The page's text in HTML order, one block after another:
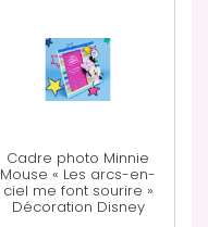
Cadre photo Minnie
Mouse « Les arcs-en-
ciel me font sourire »
Décoration Disney